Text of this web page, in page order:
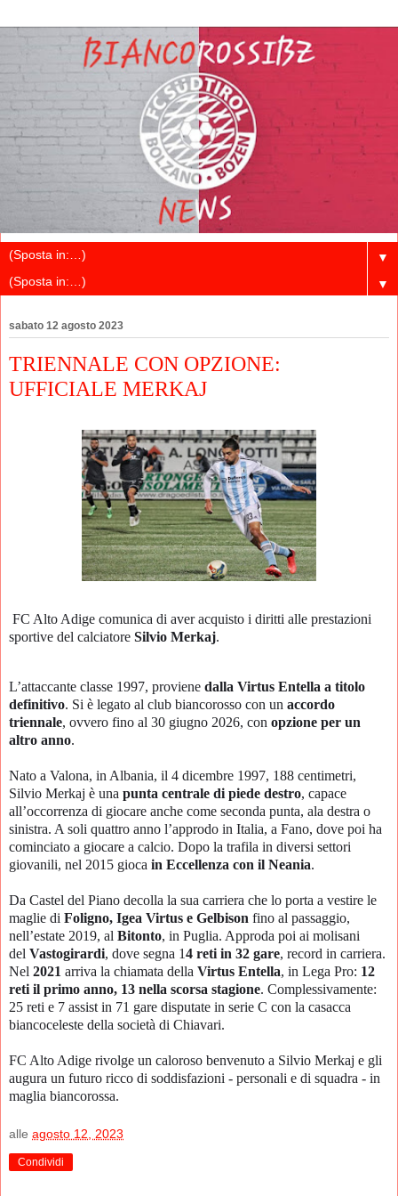
▼
▼
sabato 12 agosto 2023
TRIENNALE CON OPZIONE:
UFFICIALE MERKAJ
FC Alto Adige comunica di aver acquisto i diritti alle prestazioni
sportive del calciatore Silvio Merkaj.
L’attaccante classe 1997, proviene dalla Virtus Entella a titolo
definitivo. Si è legato al club biancorosso con un accordo
triennale, ovvero fino al 30 giugno 2026, con opzione per un
altro anno.
Nato a Valona, in Albania, il 4 dicembre 1997, 188 centimetri,
Silvio Merkaj è una punta centrale di piede destro, capace
all’occorrenza di giocare anche come seconda punta, ala destra o
sinistra. A soli quattro anno l’approdo in Italia, a Fano, dove poi ha
cominciato a giocare a calcio. Dopo la trafila in diversi settori
giovanili, nel 2015 gioca in Eccellenza con il Neania.
Da Castel del Piano decolla la sua carriera che lo porta a vestire le
maglie di Foligno, Igea Virtus e Gelbison fino al passaggio,
nell’estate 2019, al Bitonto, in Puglia. Approda poi ai molisani
del Vastogirardi, dove segna 14 reti in 32 gare, record in carriera.
Nel 2021 arriva la chiamata della Virtus Entella, in Lega Pro: 12
reti il primo anno, 13 nella scorsa stagione. Complessivamente:
25 reti e 7 assist in 71 gare disputate in serie C con la casacca
biancoceleste della società di Chiavari.
FC Alto Adige rivolge un caloroso benvenuto a Silvio Merkaj e gli
augura un futuro ricco di soddisfazioni - personali e di squadra - in
maglia biancorossa.
alle agosto 12, 2023
Condividi